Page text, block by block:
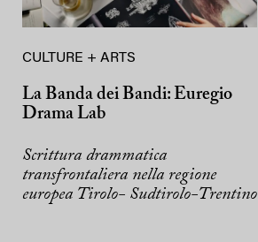
CULTURE + ARTS
La Banda dei Bandi: Euregio
Drama Lab
Scrittura drammatica
transfrontaliera nella regione
europea Tirolo- Sudtirolo-Trentino